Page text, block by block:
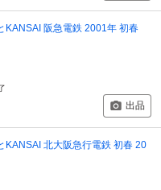
KANSAI 阪急電鉄 2001年 初春
出品
KANSAI 北大阪急行電鉄 初春 20